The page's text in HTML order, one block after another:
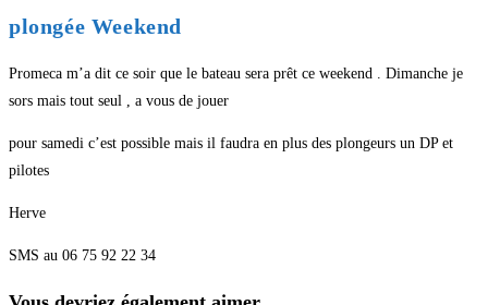
plongée Weekend
Promeca m’a dit ce soir que le bateau sera prêt ce weekend . Dimanche je
sors mais tout seul , a vous de jouer
pour samedi c’est possible mais il faudra en plus des plongeurs un DP et
pilotes
Herve
SMS au 06 75 92 22 34